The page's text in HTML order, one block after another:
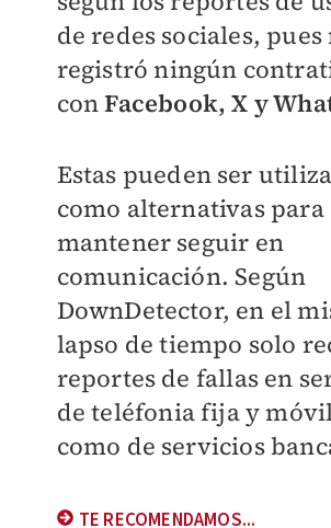
de redes sociales, pues
registró ningún
conFacebook, X y
Estas pueden ser
como alternativas para
mantener seguir en
comunicación. Según
DownDetector, en el
lapso de tiempo solo
reportes de fallas en
de teléfonia fija y
como de servicios
TE RECOMENDAMOS...